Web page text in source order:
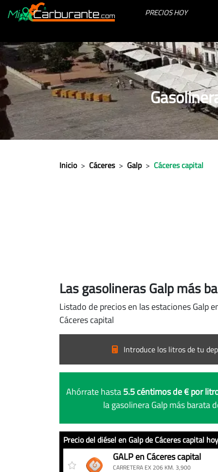
PRECIOS HOY
Inicio > Cáceres > Galp > Cáceres capital
Las gasolineras Galp más
Listado de precios en las estaciones Galp
Cáceres capital
Introduce los litros de tu
Ahórrate hasta5.5 céntimos de € por
la gasolinera Galp más barata
Precio del diésel en Galp de Cáceres capital hoy
del
Gasolinera PrecioGALP en Cáceres capital
CARRETERA EX 206 KM. 3,900